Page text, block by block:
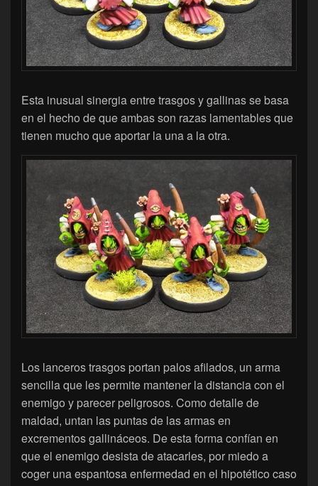
Esta inusual sinergia entre trasgos y gallinas se basa
en el hecho de que ambas son razas lamentables que
tienen mucho que aportar la una a la otra.
Los lanceros trasgos portan palos afilados, un arma
sencilla que les permite mantener la distancia con el
enemigo y parecer peligrosos. Como detalle de
maldad, untan las puntas de las armas en
excrementos gallináceos. De esta forma confían en
que el enemigo desista de atacarles, por miedo a
coger una espantosa enfermedad en el hipotético caso